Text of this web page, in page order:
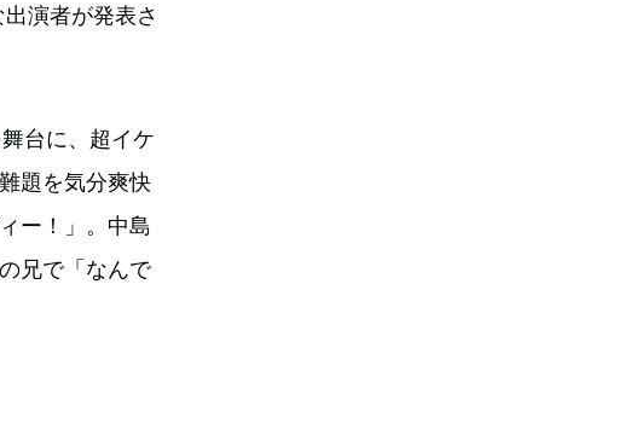
演者が発表さ
台に、超イケ
題を気分爽快
ー！」。中島
兄で「なんで